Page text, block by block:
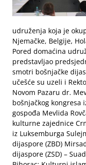
udruženja koja je
Njemačke, Belgije,
Pored domaćina
predstavljao
smotri bošnjačke
učešće su uzeli i
Novom Pazaru dr.
bošnjačkog kongresa
gospođa Mevlida
kulturne zajednice
iz Luksemburga
dijaspore (ZBD)
dijaspore (ZSD) –